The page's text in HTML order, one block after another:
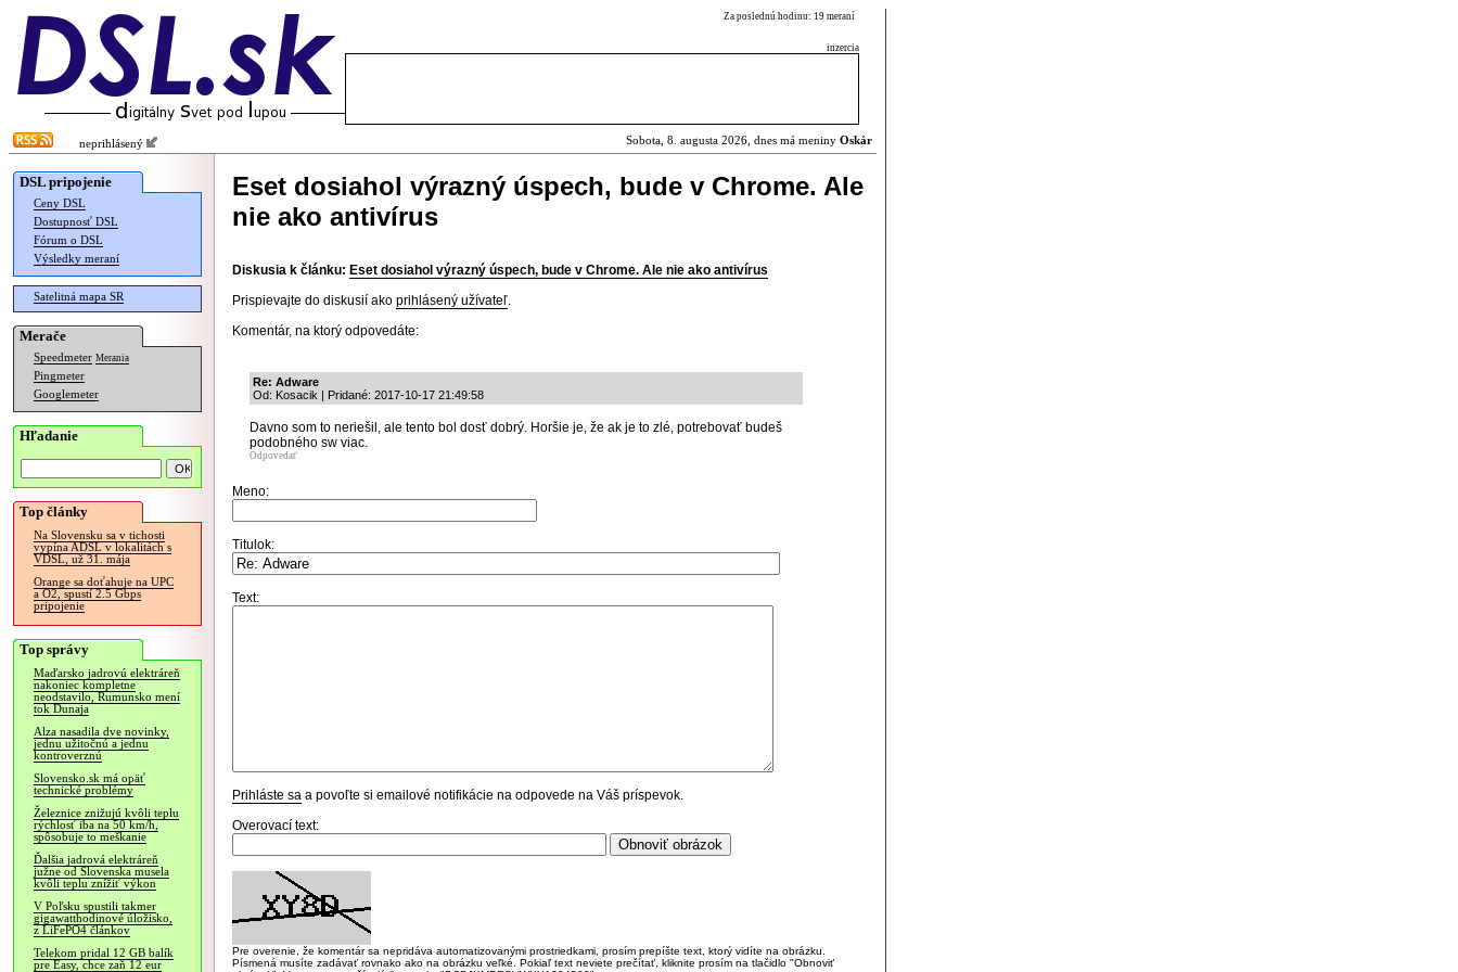
Za poslednú hodinu: 19 meraní
inzercia
neprihlásený Sobota, 8. augusta 2026, dnes má meniny Oskár
DSL pripojenie
Ceny DSL
Dostupnosť DSL
Fórum o DSL
Výsledky meraní
Satelitná mapa SR
Merače
Speedmeter Merania
Pingmeter
Googlemeter
Hľadanie
Top články
Na Slovensku sa v tichosti
vypína ADSL v lokalitách s
VDSL, už 31. mája
Orange sa doťahuje na UPC
a O2, spustí 2.5 Gbps
pripojenie
Top správy
Maďarsko jadrovú elektráreň
nakoniec kompletne
neodstavilo, Rumunsko mení
tok Dunaja
Alza nasadila dve novinky,
jednu užitočnú a jednu
kontroverznú
Slovensko.sk má opäť
technické problémy
Železnice znižujú kvôli teplu
rýchlosť iba na 50 km/h,
spôsobuje to meškanie
Ďalšia jadrová elektráreň
južne od Slovenska musela
kvôli teplu znížiť výkon
V Poľsku spustili takmer
gigawatthodinové úložisko,
z LiFePO4 článkov
Telekom pridal 12 GB balík
pre Easy, chce zaň 12 eur
Eset dosiahol výrazný úspech, bude v Chrome. Ale
nie ako antivírus
Diskusia k článku: Eset dosiahol výrazný úspech, bude v Chrome. Ale nie ako antivírus
Prispievajte do diskusií ako prihlásený užívateľ.
Komentár, na ktorý odpovedáte:
Re: Adware
Od: Kosacik | Pridané: 2017-10-17 21:49:58
Davno som to neriešil, ale tento bol dosť dobrý. Horšie je, že ak je to zlé, potrebovať budeš
podobného sw viac.
Odpovedať
Meno:
Titulok:
Text:
Prihláste sa a povoľte si emailové notifikácie na odpovede na Váš príspevok.
Overovací text:
Pre overenie, že komentár sa nepridáva automatizovanými prostriedkami, prosím prepíšte text, ktorý vidíte na obrázku.
Písmená musíte zadávať rovnako ako na obrázku veľké. Pokiaľ text neviete prečítať, kliknite prosím na tlačidlo "Obnoviť